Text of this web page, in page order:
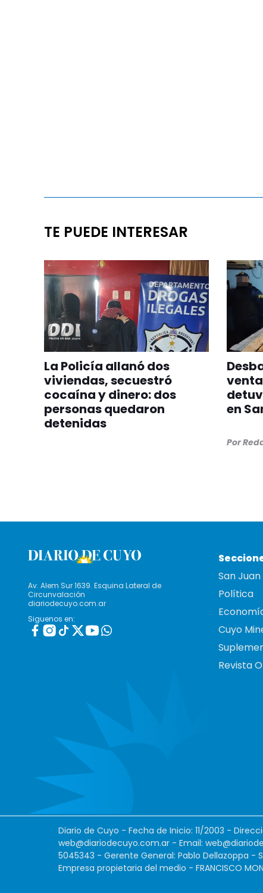
TE PUEDE INTERESAR
La Policía allanó dos
viviendas, secuestró
cocaína y dinero: dos
personas quedaron
detenidas
en
Por
Av. Alem Sur 1639. Esquina Lateral de
Circunvalación
diariodecuyo.com.ar
Siguenos en:
San Juan
Política
Cuyo
Revista
Diario de Cuyo - Fecha de Inicio: 11/2003 -
web@diariodecuyo.com.ar - Email:
5045343 - Gerente General: Pablo Dellazoppa -
Empresa propietaria del medio - FRANCISCO